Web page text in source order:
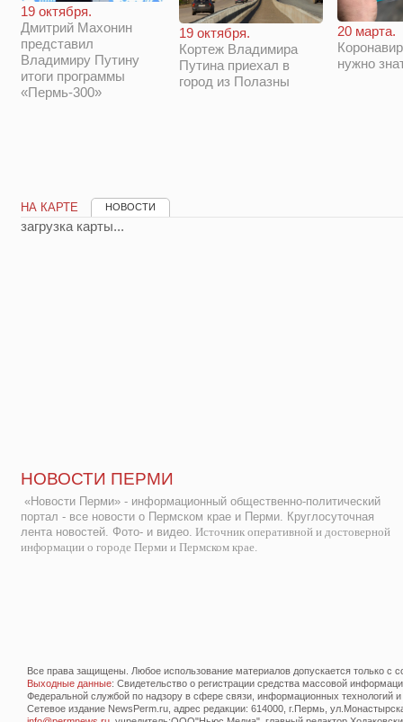
19 октября.
Дмитрий Махонин
представил
Владимиру Путину
итоги программы
«Пермь-300»
19 октября.
Кортеж Владимира
Путина приехал в
город из Полазны
20 марта.
нужно
НА КАРТЕ НОВОСТИ
загрузка карты...
НОВОСТИ ПЕРМИ
«Новости Перми» - информационный общественно-политический
портал - все новости о Пермском крае и Перми. Круглосуточная
лента новостей. Фото- и видео. Источник оперативной и достоверной
информации о городе Перми и Пермском крае.
Все права защищены. Любое использование материалов допускается только с
Выходные данные: Свидетельство о регистрации средства массовой
Федеральной службой по надзору в сфере связи, информационных технологий
Сетевое издание NewsPerm.ru, адрес редакции: 614000, г.Пермь,